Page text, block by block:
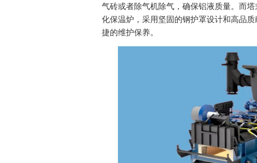
气砖或者除气机除气，确保铝液质量。而
化保温炉，采用坚固的钢护罩设计和高品
捷的维护保养。